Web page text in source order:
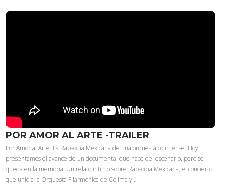
POR AMOR AL ARTE -TRAILER
Por Amor al Arte: La Rapsodia Mexicana de una orquesta colimense. Hoy
presentamos el avance de un documental que nace del escenario, pero se
queda en la memoria. Un relato íntimo sobre Rapsodia Mexicana, el concierto
que unió a la Orquesta Filarmónica de Colima y…